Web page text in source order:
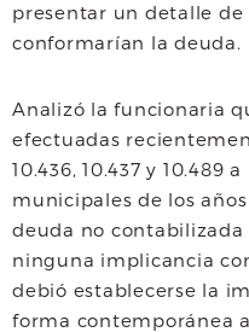
presentar un detalle
conformarían la deuda.
Analizó la funcionaria
efectuadas
10.436, 10.437 y 10.489
municipales de los
deuda no contabilizada
ninguna implicancia
debió establecerse la
forma contemporánea